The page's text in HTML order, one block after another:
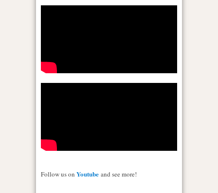
Follow us on Youtube and see more!